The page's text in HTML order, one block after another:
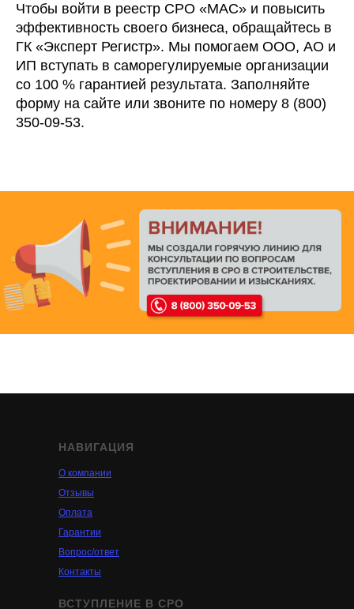
Чтобы войти в реестр СРО «МАС» и повысить
эффективность своего бизнеса, обращайтесь в
ГК «Эксперт Регистр». Мы помогаем ООО, АО и
ИП вступать в саморегулируемые организации
со 100 % гарантией результата. Заполняйте
форму на сайте или звоните по номеру 8 (800)
350-09-53.
ВСТУПЛЕНИЕ В СРО
НАВИГАЦИЯ
О компании
Отзывы
Оплата
Гарантии
Вопрос/ответ
Контакты